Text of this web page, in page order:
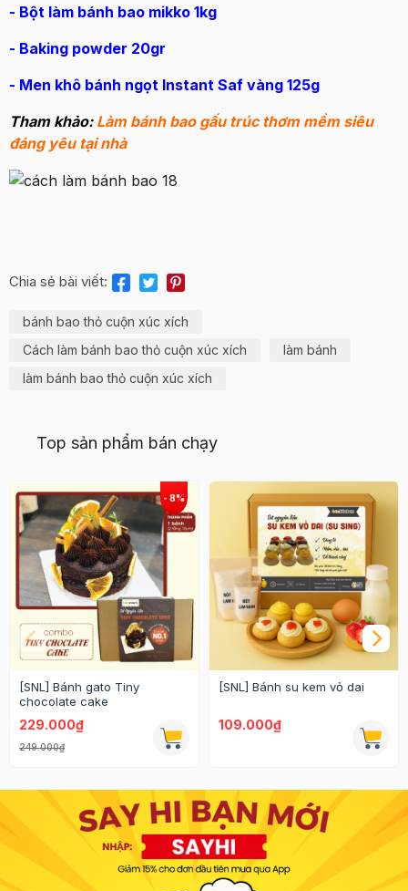
- Bột làm bánh bao mikko 1kg
- Baking powder 20gr
- Men khô bánh ngọt Instant Saf vàng 125g
Tham khảo: Làm bánh bao gấu trúc thơm mềm siêu
đáng yêu tại nhà
Chia sẻ bài viết:
bánh bao thỏ cuộn xúc xích
Cách làm bánh bao thỏ cuộn xúc xích
làm bánh
làm bánh bao thỏ cuộn xúc xích
Top sản phẩm bán chạy
[SNL] Bánh gato Tiny
chocolate cake
229.000₫
249.000₫
[SNL] Bánh su kem vỏ dai
109.000₫